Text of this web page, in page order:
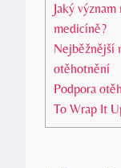
Jaký
medicíně?
Nejběžnější
otěhotnění
Podpora
To Wrap It